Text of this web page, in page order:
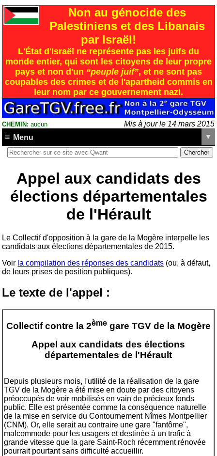
Non au génocide des
Palestiniens et des Libanais
par Israël!
L'État d'Israël ne représente pas les juifs du
monde entier, qui sont les citoyens de leur propre
pays et non d'un “peuple juif”, et ne sont pas
coupables des crimes et de l'apartheid commis en
leur nom par ce gouvernement nazi.
CHEMIN: aucun
Mis à jour le 14 mars 2015
Menu
Appel aux candidats des
élections départementales
de l'Hérault
Le Collectif d'opposition à la gare de la Mogère interpelle les
candidats aux élections départementales de 2015.
Voir la compilation des réponses des candidats (ou, à défaut,
de leurs prises de position publiques).
Le texte de l'appel :
Collectif contre la 2èmegare TGV de la Mogère
Appel aux candidats des élections
départementales de l'Hérault
Depuis plusieurs mois, l'utilité de la réalisation de la gare
TGV de la Mogère a été mise en doute par des citoyens
préoccupés de voir mobilisés en vain de précieux fonds
public. Elle est présentée comme la conséquence naturelle
de la mise en service du Contournement Nîmes Montpellier
(CNM). Or, elle serait au contraire une gare "fantôme",
malcommode pour les usagers et destinée à un trafic à
grande vitesse que la gare Saint-Roch récemment rénovée
pourrait pourtant sans difficulté accueillir.